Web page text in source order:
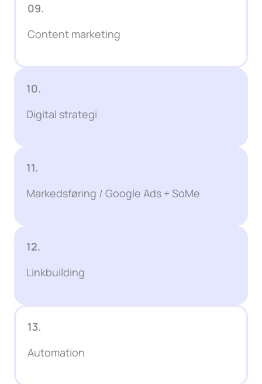
09.
Content marketing
10.
Digital strategi
11.
Markedsføring / Google Ads + SoMe
12.
Linkbuilding
13.
Automation